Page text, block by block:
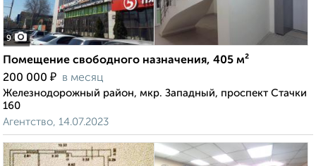
9
Помещение свободного назначения, 405 м²
200 000 ₽ в месяц
Железнодорожный район, мкр. Западный, проспект Стачки
160
Агентство, 14.07.2023